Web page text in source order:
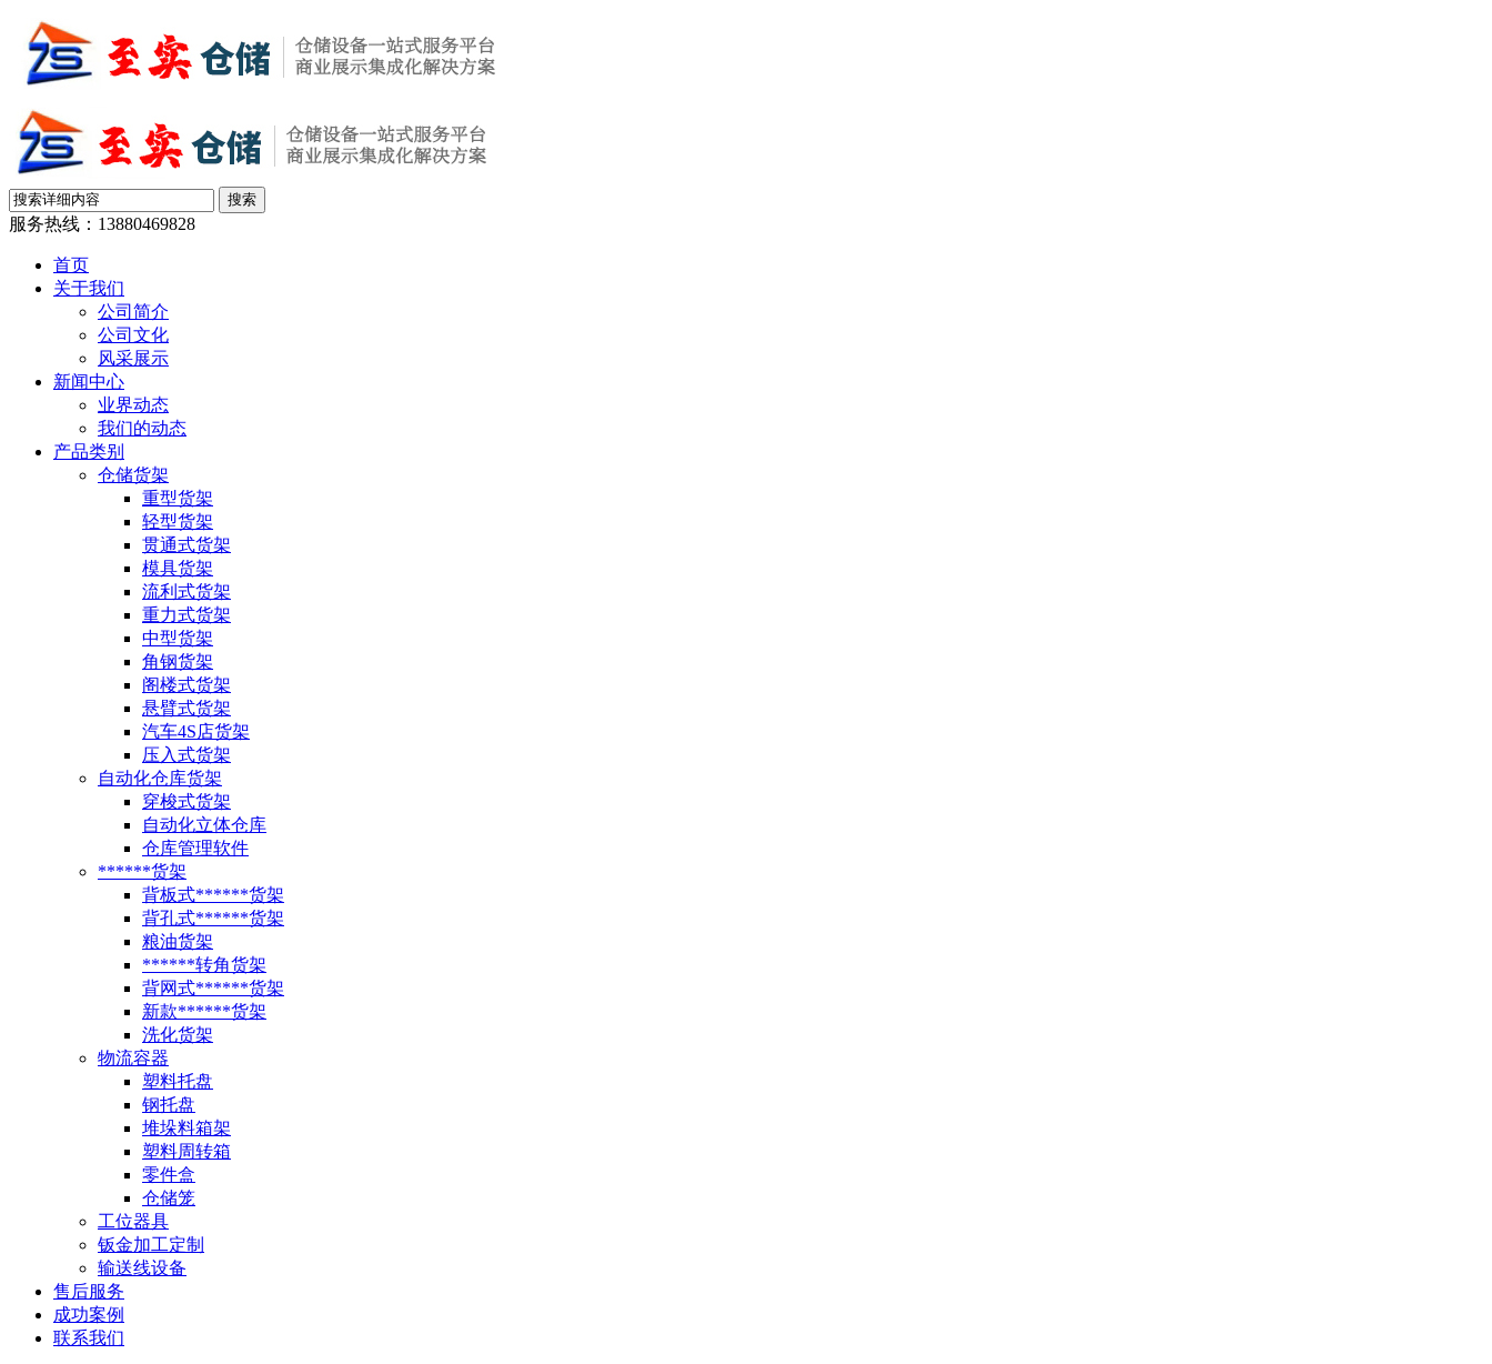
服务热线： 13880469828
首页
关于我们
公司简介
公司文化
风采展示
新闻中心
业界动态
我们的动态
产品类别
仓储货架
重型货架
轻型货架
贯通式货架
模具货架
流利式货架
重力式货架
中型货架
角钢货架
阁楼式货架
悬臂式货架
汽车4S店货架
压入式货架
自动化仓库货架
穿梭式货架
自动化立体仓库
仓库管理软件
******货架
背板式******货架
背孔式******货架
粮油货架
******转角货架
背网式******货架
新款******货架
洗化货架
物流容器
塑料托盘
钢托盘
堆垛料箱架
塑料周转箱
零件盒
仓储笼
工位器具
钣金加工定制
输送线设备
售后服务
成功案例
联系我们